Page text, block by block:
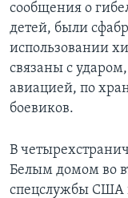
сообщения о
детей, были
использовании
связаны с
авиацией, по
боевиков.
В
Белым домом во
спецслужбы США